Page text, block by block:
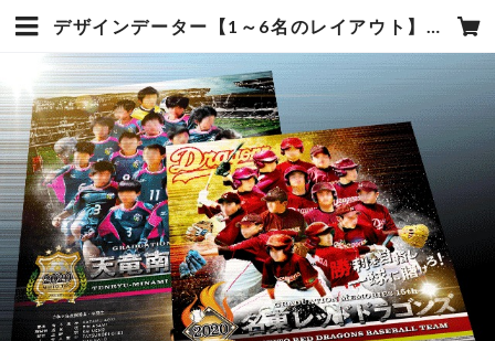
デザインデーター【1～6名のレイアウト】 | デザインスポーツフォトタカギ